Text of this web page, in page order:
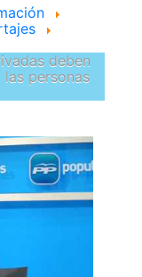
deben
personas